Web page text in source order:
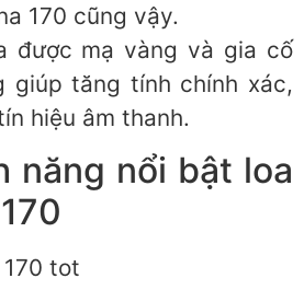
170 cũng vậy.
được mạ vàng và gia cố
giúp tăng tính chính xác,
hiệu âm thanh.
năng nổi bật loa